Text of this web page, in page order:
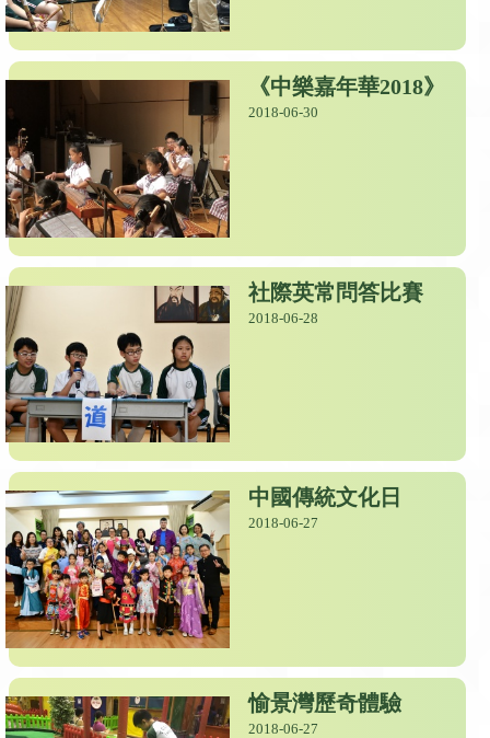
《中樂嘉年華2018》
2018-06-30
社際英常問答比賽
2018-06-28
中國傳統文化日
2018-06-27
愉景灣歷奇體驗
2018-06-27